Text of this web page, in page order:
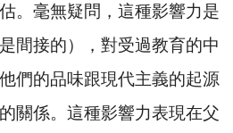
。毫無疑問，這種影響力是
間接的），對受過教育的中
們的品味跟現代主義的起源
關係。這種影響力表現在父